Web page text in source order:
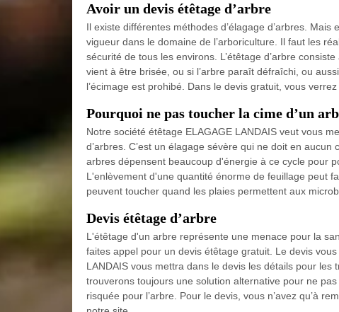
Avoir un devis étêtage d’arbre
Il existe différentes méthodes d’élagage d’arbres.
vigueur dans le domaine de l’arboriculture. Il faut les
sécurité de tous les environs. L’étêtage d’arbre
vient à être brisée, ou si l’arbre paraît défraîchi, ou
l’écimage est prohibé. Dans le devis gratuit, vous verrez
Pourquoi ne pas toucher la cime d’un
Notre société étêtage ELAGAGE LANDAIS veut vous
d’arbres. C’est un élagage sévère qui ne doit en
arbres dépensent beaucoup d'énergie à ce cycle pour
L'enlèvement d'une quantité énorme de feuillage peut
peuvent toucher quand les plaies permettent aux
Devis étêtage d’arbre
L'étêtage d'un arbre représente une menace pour la
faites appel pour un devis étêtage gratuit. Le devis
LANDAIS vous mettra dans le devis les détails pour
trouverons toujours une solution alternative pour ne
risquée pour l’arbre. Pour le devis, vous n’avez qu’à